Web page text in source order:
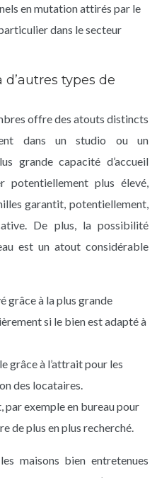
en mutation attirés par le
dans le secteur
types de
offre des atouts distincts
dans un studio ou un
grande capacité d’accueil
plus élevé,
garantit, potentiellement,
De plus, la possibilité
est un atout considérable
grâce à la plus grande
si le bien est adapté à
grâce à l’attrait pour les
des locataires.
par exemple en bureau pour
de plus en plus recherché.
maisons bien entretenues